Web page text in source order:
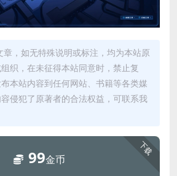
章，如无特殊说明或标注，均为本站原
织，在未征得本站同意时，禁止复
本站内容到任何网站、书籍等各类媒
侵犯了原著者的合法权益，可联系我
下载
99金币